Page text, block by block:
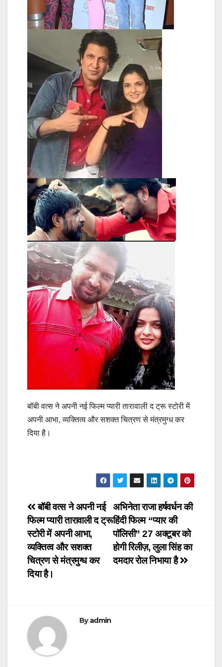
बॉबी वत्स ने अपनी नई फिल्म प्यारी तारावाली द ट्रू स्टोरी में
अपनी आभा, व्यक्तित्व और सशक्त चित्रण से मंत्रमुग्ध कर
दिया है।
Post
navigation
अभिनेता राजा हर्षवर्धन की
हिंदी फिल्म “प्यार की
पाॅलिसी” 27 अक्टूबर को
होगी रिलीज़, लुला सिंह का
दमदार रोल निभाया है
बॉबी वत्स ने अपनी नई
फिल्म प्यारी तारावाली द ट्रू
स्टोरी में अपनी आभा,
व्यक्तित्व और सशक्त
चित्रण से मंत्रमुग्ध कर
दिया है।
Byadmin